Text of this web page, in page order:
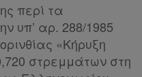
περί τα
υπ’ αρ. 288/1985
«Κήρυξη
στρεμμάτων στη